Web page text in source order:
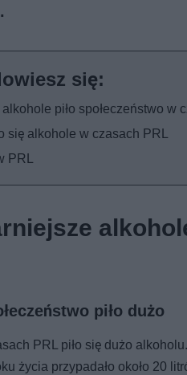
.
piło społeczeństwo w
się alkohole w czasach PRL
PRL
piło dużo
PRL piło się dużo
życia przypadało około 20